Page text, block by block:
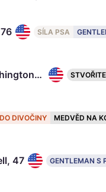
SÍLA PSA
John David Washington, 42
DIVOČINY MEDVĚD NA
47 GENTLEMAN S